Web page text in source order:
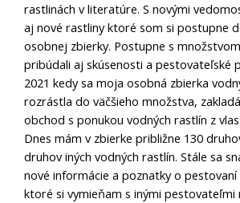
rastlinách v literatúre. S novými
aj nové rastliny ktoré som si postupne
osobnej zbierky. Postupne s
pribúdali aj skúsenosti a pestovateľské
2021 kedy sa moja osobná zbierka
rozrástla do väčšieho množstva,
obchod s ponukou vodných rastlín z
Dnes mám v zbierke približne 130
druhov iných vodných rastlín. Stále sa
nové informácie a poznatky o
ktoré si vymieňam s inými pestovateľmi